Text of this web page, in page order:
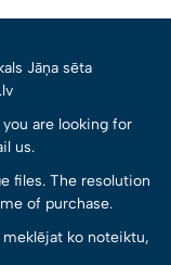
Jāņa sēta
are looking for
us.
files. The resolution
of purchase.
meklējat ko noteiktu,